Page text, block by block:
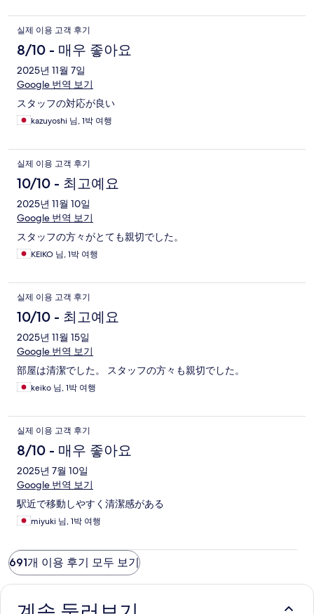
실제 이용 고객 후기
8/10 - 매우 좋아요
2025년 11월 7일
Google 번역 보기
スタッフの対応が良い
kazuyoshi 님, 1박 여행
실제 이용 고객 후기
10/10 - 최고예요
2025년 11월 10일
Google 번역 보기
スタッフの方々がとても親切でした。
KEIKO 님, 1박 여행
실제 이용 고객 후기
10/10 - 최고예요
2025년 11월 15일
Google 번역 보기
部屋は清潔でした。 スタッフの方々も親切でした。
keiko 님, 1박 여행
실제 이용 고객 후기
8/10 - 매우 좋아요
2025년 7월 10일
Google 번역 보기
駅近で移動しやすく清潔感がある
miyuki 님, 1박 여행
691개 이용 후기 모두 보기